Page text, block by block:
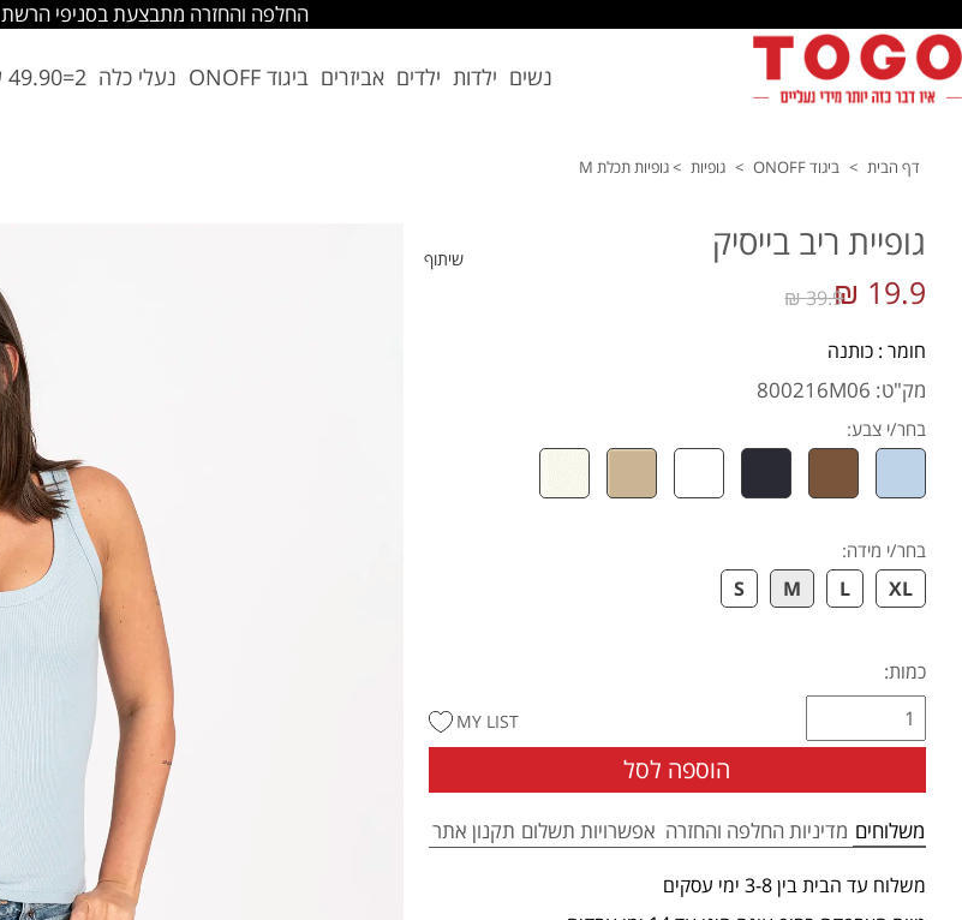
החלפה והחזרה מתבצעת בסניפי הרשת
נשים ילדות ילדים אביזרים ביגוד ONOFF נעלי כלה 2=49.90 ש"ח
דף הבית > ביגוד ONOFF > גופיות >גופיות תכלת M
שיתוף גופיית ריב בייסיק
19.9 ₪
39.9 ₪
חומר : כותנה
מק"ט: 800216M06
בחר/י צבע:
בחר/י מידה:
XL
L
M
S
כמות:
הוספה לסל
MY LIST
משלוחים מדיניות החלפה והחזרה אפשרויות תשלום תקנון אתר
משלוח עד הבית בין 3-8 ימי עסקים